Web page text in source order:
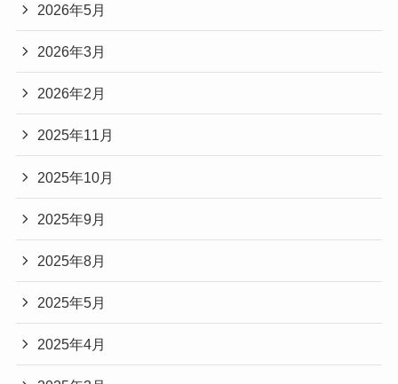
2026年5月
2026年3月
2026年2月
2025年11月
2025年10月
2025年9月
2025年8月
2025年5月
2025年4月